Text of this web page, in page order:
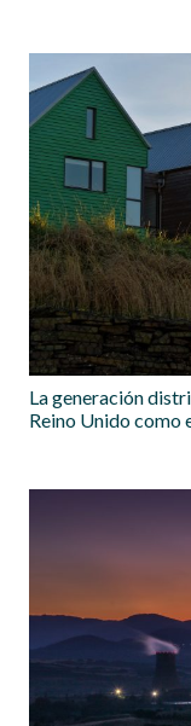
La generación
Reino Unido como